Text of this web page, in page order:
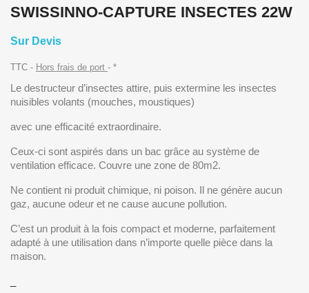
SWISSINNO-CAPTURE INSECTES 22W
Sur Devis
TTC Hors frais de port *
Le destructeur d’insectes attire, puis extermine les insectes
nuisibles volants (mouches, moustiques)
avec une efficacité extraordinaire.
Ceux-ci sont aspirés dans un bac grâce au système de
ventilation efficace. Couvre une zone de 80m2.
Ne contient ni produit chimique, ni poison. Il ne génère aucun
gaz, aucune odeur et ne cause aucune pollution.
C’est un produit à la fois compact et moderne, parfaitement
adapté à une utilisation dans n’importe quelle pièce dans la
maison.